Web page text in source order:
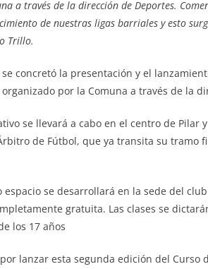
a través de la dirección de Deportes.
de nuestras ligas barriales y esto
Trillo.
concretó la presentación y el
por la Comuna a través de la
se llevará a cabo en el centro de
de Fútbol, que ya transita su tramo
espacio se desarrollará en la sede del
gratuita. Las clases se
los 17 años
lanzar esta segunda edición del